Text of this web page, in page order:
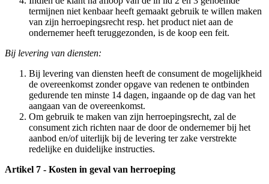
termijnen niet kenbaar heeft gemaakt gebruik te willen maken
van zijn herroepingsrecht resp. het product niet aan de
ondernemer heeft teruggezonden, is de koop een feit.
Bij levering van diensten:
Bij levering van diensten heeft de consument de mogelijkheid
de overeenkomst zonder opgave van redenen te ontbinden
gedurende ten minste 14 dagen, ingaande op de dag van het
aangaan van de overeenkomst.
Om gebruik te maken van zijn herroepingsrecht, zal de
consument zich richten naar de door de ondernemer bij het
aanbod en/of uiterlijk bij de levering ter zake verstrekte
redelijke en duidelijke instructies.
Artikel 7 - Kosten in geval van herroeping